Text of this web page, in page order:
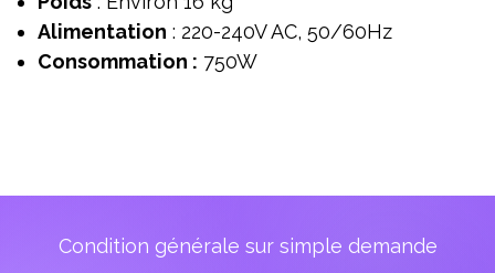
Alimentation : 220-240V AC, 50/60Hz
Consommation : 750W
Condition générale sur simple demande